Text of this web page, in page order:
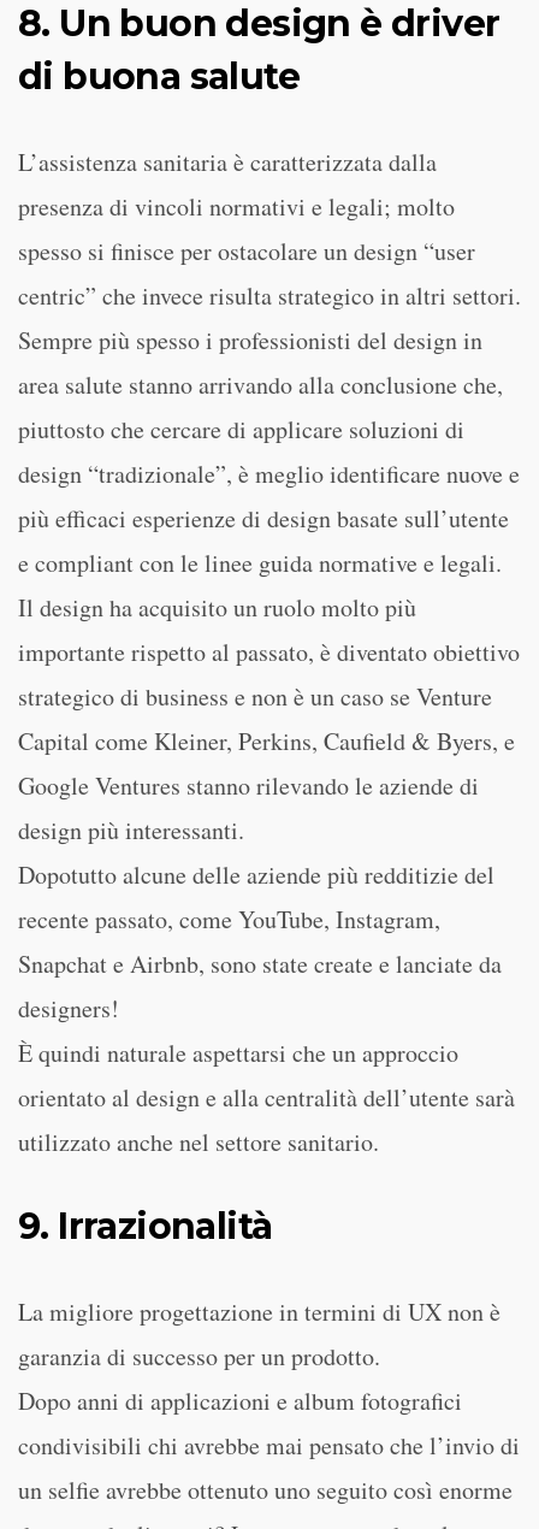
8. Un buon design è driver
di buona salute
L’assistenza sanitaria è caratterizzata dalla
presenza di vincoli normativi e legali; molto
spesso si finisce per ostacolare un design “user
centric” che invece risulta strategico in altri settori.
Sempre più spesso i professionisti del design in
area salute stanno arrivando alla conclusione che,
piuttosto che cercare di applicare soluzioni di
design “tradizionale”, è meglio identificare nuove e
più efficaci esperienze di design basate sull’utente
e compliant con le linee guida normative e legali.
Il design ha acquisito un ruolo molto più
importante rispetto al passato, è diventato obiettivo
strategico di business e non è un caso se Venture
Capital come Kleiner, Perkins, Caufield & Byers, e
Google Ventures stanno rilevando le aziende di
design più interessanti.
Dopotutto alcune delle aziende più redditizie del
recente passato, come YouTube, Instagram,
Snapchat e Airbnb, sono state create e lanciate da
designers!
È quindi naturale aspettarsi che un approccio
orientato al design e alla centralità dell’utente sarà
utilizzato anche nel settore sanitario.
9. Irrazionalità
La migliore progettazione in termini di UX non è
garanzia di successo per un prodotto.
Dopo anni di applicazioni e album fotografici
condivisibili chi avrebbe mai pensato che l’invio di
un selfie avrebbe ottenuto uno seguito così enorme